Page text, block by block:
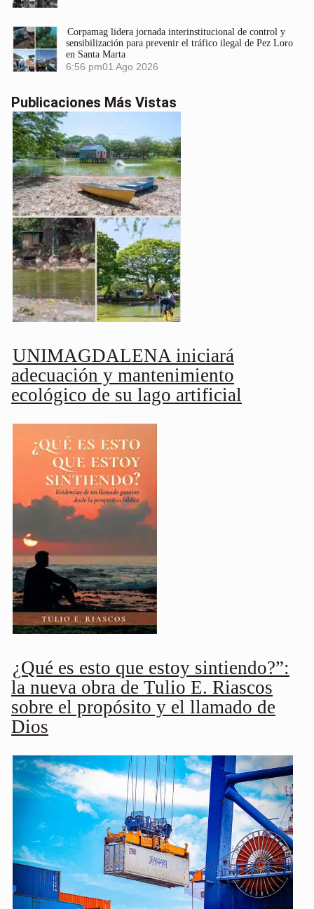
Corpamag lidera jornada interinstitucional de control y
sensibilización para prevenir el tráfico ilegal de Pez Loro
en Santa Marta
6:56 pm01 Ago 2026
Publicaciones Más Vistas
UNIMAGDALENA iniciará
adecuación y mantenimiento
ecológico de su lago artificial
¿Qué es esto que estoy sintiendo?”:
la nueva obra de Tulio E. Riascos
sobre el propósito y el llamado de
Dios